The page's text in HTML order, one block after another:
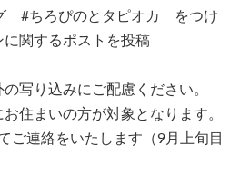
ちろぴのとタピオカ をつけ
関するポストを投稿
写り込みにご配慮ください。
住まいの方が対象となります。
ご連絡をいたします（9月上旬目